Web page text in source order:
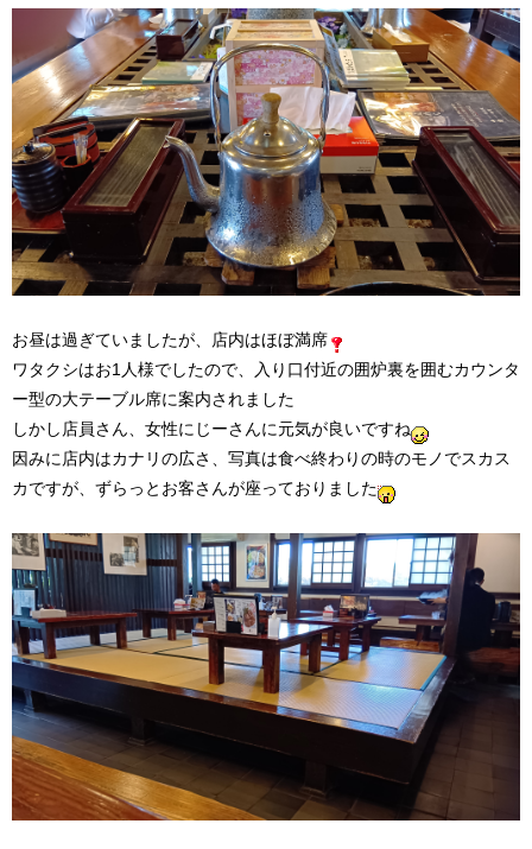
お昼は過ぎていましたが、店内はほぼ満席
ワタクシはお1人様でしたので、入り口付近の囲炉裏を囲むカウンタ
ー型の大テーブル席に案内されました
しかし店員さん、女性にじーさんに元気が良いですね
因みに店内はカナリの広さ、写真は食べ終わりの時のモノでスカス
カですが、ずらっとお客さんが座っておりました